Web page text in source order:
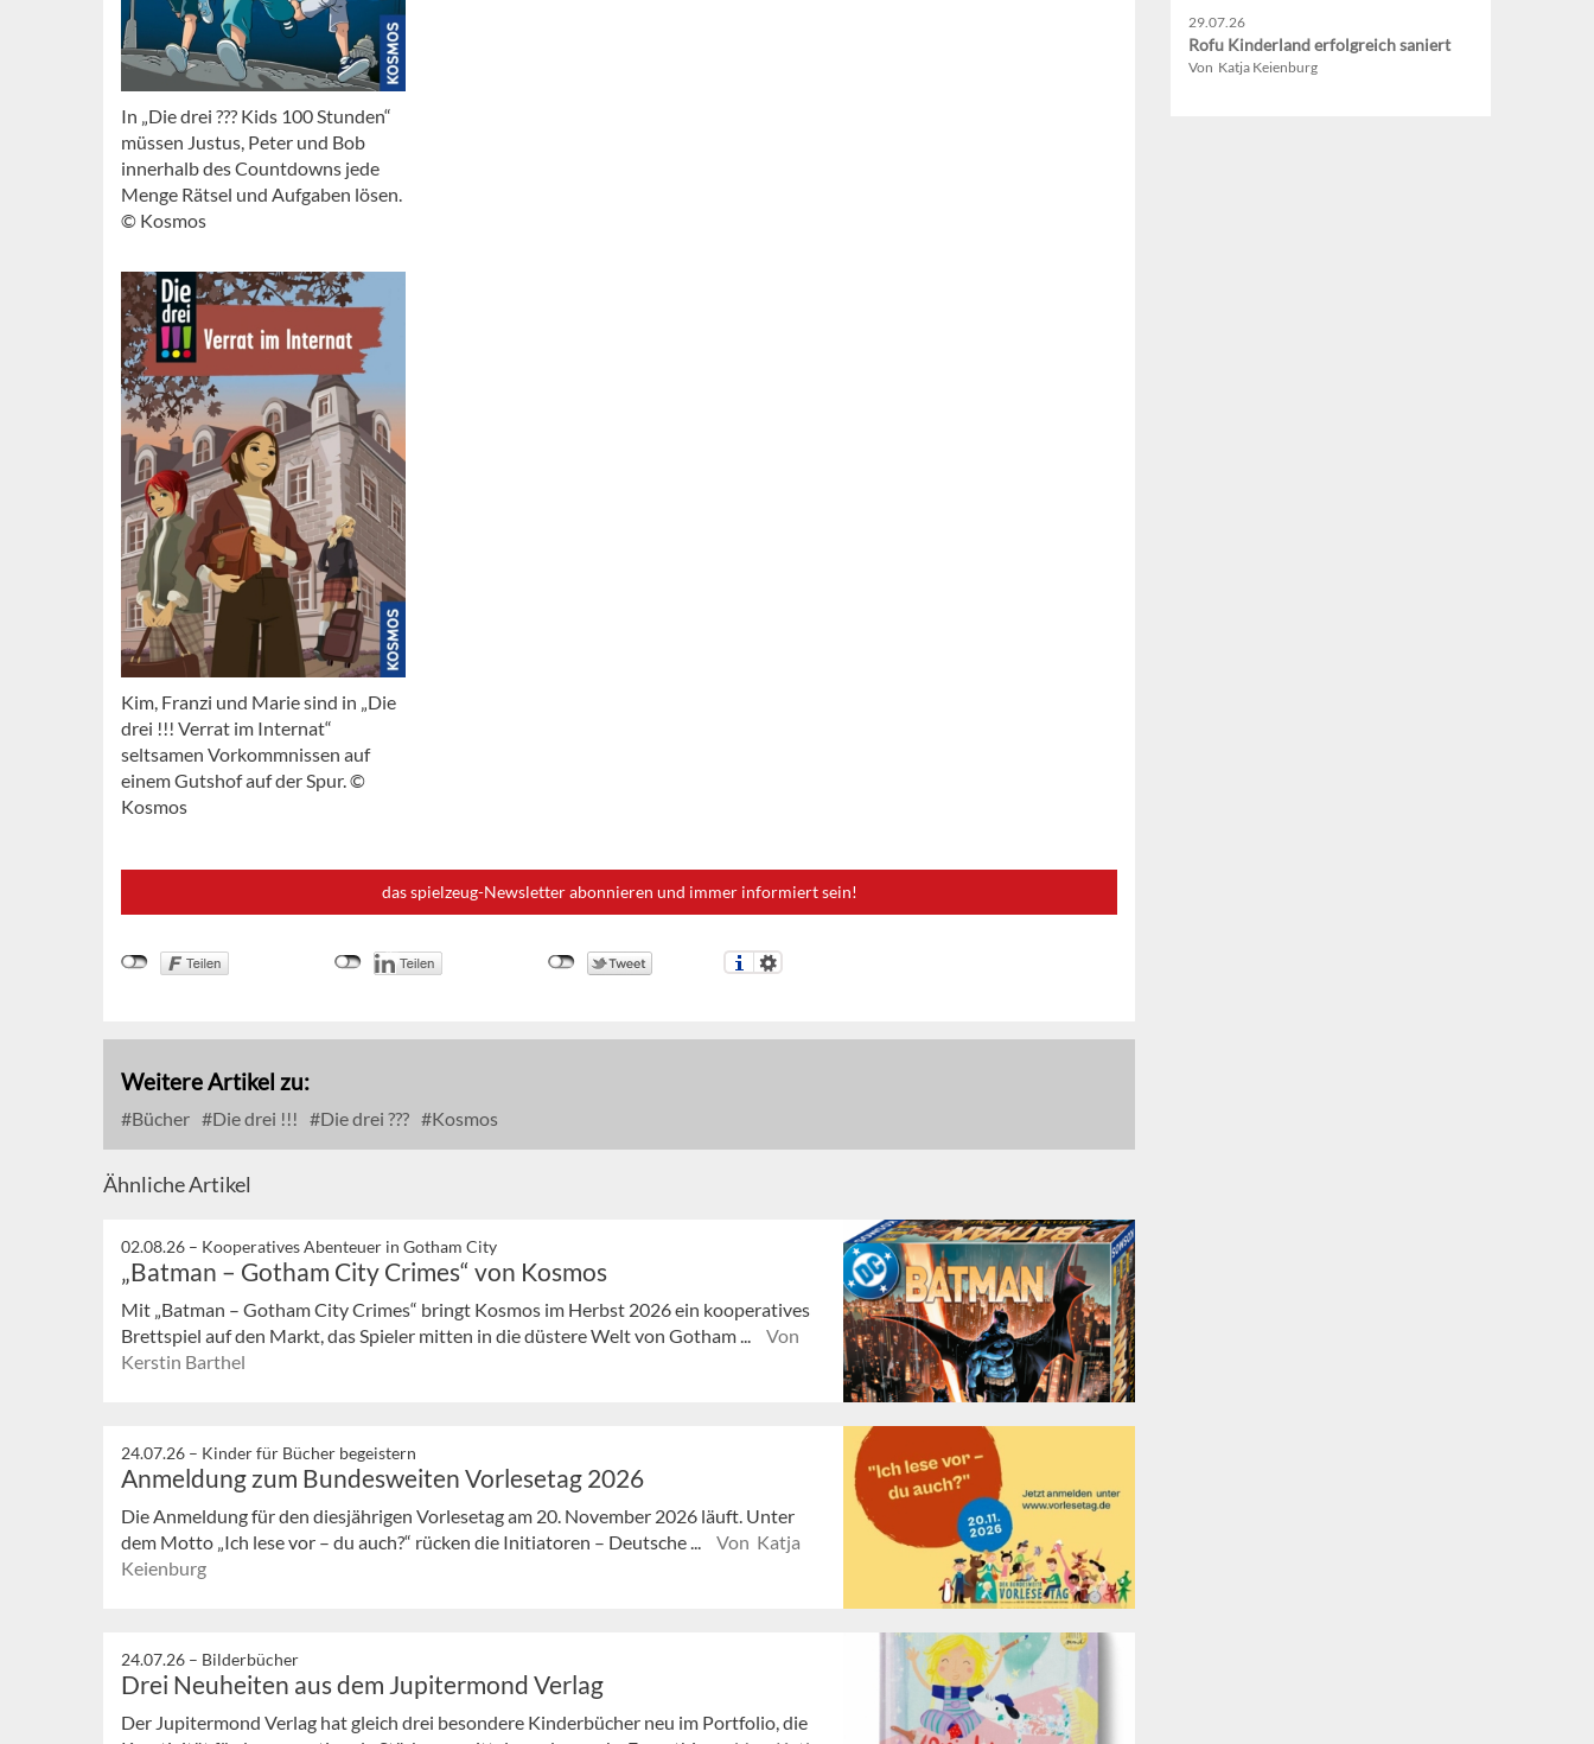
In „Die drei ??? Kids 100 Stunden“
müssen Justus, Peter und Bob
innerhalb des Countdowns jede
Menge Rätsel und Aufgaben lösen.
© Kosmos
Kim, Franzi und Marie sind in „Die
drei !!! Verrat im Internat“
seltsamen Vorkommnissen auf
einem Gutshof auf der Spur. ©
Kosmos
das spielzeug-Newsletter abonnieren und immer informiert sein!
Weitere Artikel zu:
Bücher Die drei !!! Die drei ??? Kosmos
Ähnliche Artikel
02.08.26 – Kooperatives Abenteuer in Gotham City
„Batman – Gotham City Crimes“ von Kosmos
Mit „Batman – Gotham City Crimes“ bringt Kosmos im Herbst 2026 ein kooperatives
Brettspiel auf den Markt, das Spieler mitten in die düstere Welt von Gotham ...
Von
Kerstin Barthel
24.07.26 – Kinder für Bücher begeistern
Anmeldung zum Bundesweiten Vorlesetag 2026
Die Anmeldung für den diesjährigen Vorlesetag am 20. November 2026 läuft. Unter
dem Motto „Ich lese vor – du auch?“ rücken die Initiatoren – Deutsche ...
Von Katja
Keienburg
24.07.26 – Bilderbücher
Drei Neuheiten aus dem Jupitermond Verlag
Der Jupitermond Verlag hat gleich drei besondere Kinderbücher neu im Portfolio, die
29.07.26
Rofu Kinderland erfolgreich saniert
Von Katja Keienburg